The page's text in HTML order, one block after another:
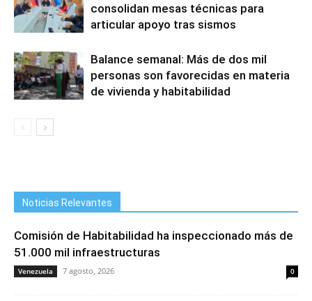
consolidan mesas técnicas para
articular apoyo tras sismos
Balance semanal: Más de dos mil
personas son favorecidas en materia
de vivienda y habitabilidad
Noticias Relevantes
Comisión de Habitabilidad ha inspeccionado más de
51.000 mil infraestructuras
Venezuela 7 agosto, 2026 0